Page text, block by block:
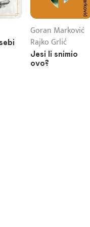
Goran Marković
Rajko Grlić
Jesi li snimio
ovo?